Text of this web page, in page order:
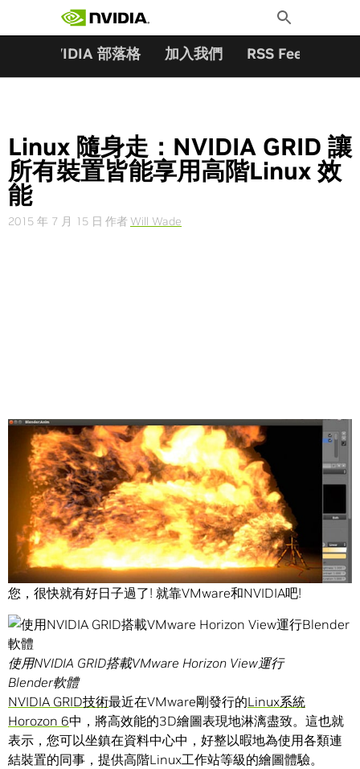
Toggle
Search
NVIDIA 部落格 加入我們 RSS Feeds
Linux 隨身走：NVIDIA GRID 讓
所有裝置皆能享用高階Linux 效
能
2015 年 7 月 15 日 作者 Will Wade
Share
如果您的公司是仰賴Linux系統運作先進的應用程式，恭喜
您，很快就有好日子過了! 就靠VMware和NVIDIA吧!
使用NVIDIA GRID搭載VMware Horizon View運行
Blender軟體
NVIDIA GRID技術最近在VMware剛發行的Linux系統
Horozon 6中，將高效能的3D繪圖表現地淋漓盡致。這也就
表示，您可以坐鎮在資料中心中，好整以暇地為使用各類連
結裝置的同事，提供高階Linux工作站等級的繪圖體驗。